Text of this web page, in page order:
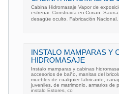
Cabina Hidromasaje Vapor de
estrenar. Construida en Corian.
desagüe oculto. Fabricación Nacional.
INSTALO MAMPARAS Y
HIDROMASAJE
Instalo mamparas y cabinas
accesorios de baño, manitas del
muebles de cualquier fabricante,
juveniles, de matrimonio, armarios de
instalo Estores, co